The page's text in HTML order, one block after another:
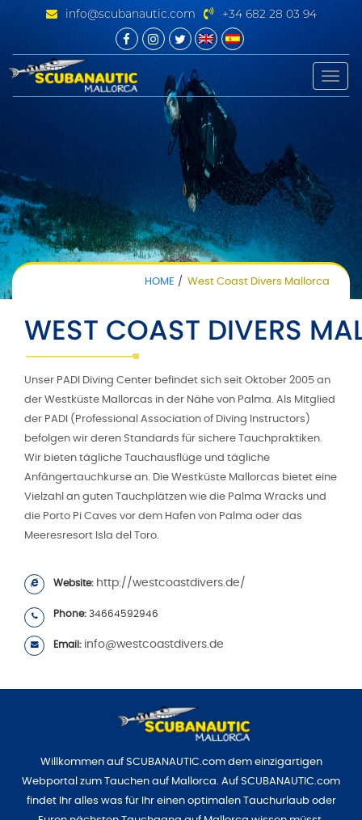
info@scubanautic.com +34 682 28 03 94
Toggle
HOME West Coast Divers Mallorca
WEST COAST DIVERS
Unser PADI Diving Center befindet sich seit Oktober 2005 an
der Westküste Mallorcas in der Nähe von Palma. Als Mitglied
der PADI (Professional Association of Diving Instructors)
befolgen wir deren Standards für sichere Tauchpraktiken.
Wir bieten tägliche Tauchausflüge und tägliche
Anfängertauchkurse an. Die Westküste Mallorcas bietet eine
Vielzahl an guten Tauchplätzen wie die Palma Wracks und
die Porto Pi Caves vor dem Hafen von Palma oder das
Meeresresort Isla del Toro.
Website: http://westcoastdivers.de/
Phone: 34664592946
Email: info@westcoastdivers.de
Willkommen auf SCUBANAUTIC.com dem einzigartigen
Webportal zum Tauchen auf Mallorca. Auf SCUBANAUTIC.com
findet Ihr alles was für Ihr einen optimalen Tauchurlaub oder